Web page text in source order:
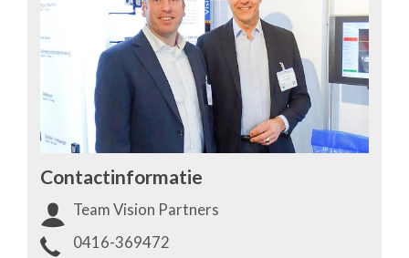
Contactinformatie
Team Vision Partners
0416-369472